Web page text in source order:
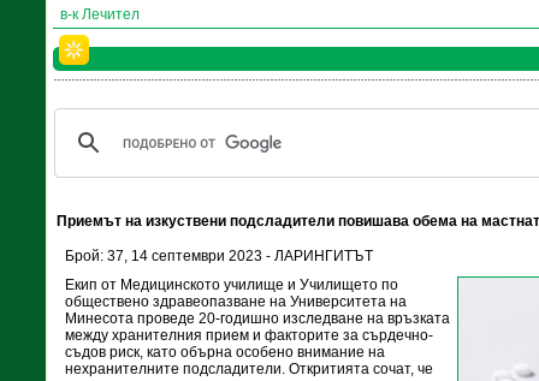
в-к Лечител
Приемът на изкуствени подсладители повишава обема на
Брой: 37, 14 септември 2023 - ЛАРИНГИТЪТ
Екип от Медицинското училище и Училището по
обществено здравеопазване на Университета на
Минесота проведе 20-годишно изследване на връзката
между хранителния прием и факторите за сърдечно-
съдов риск, като обърна особено внимание на
нехранителните подсладители. Откритията сочат, че